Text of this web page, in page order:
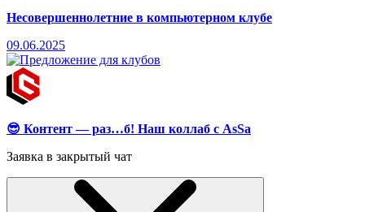
Несовершеннолетние в компьютерном клубе
09.06.2025
😎 Контент — раз…б! Наш коллаб с AsSa
Заявка в закрытый чат